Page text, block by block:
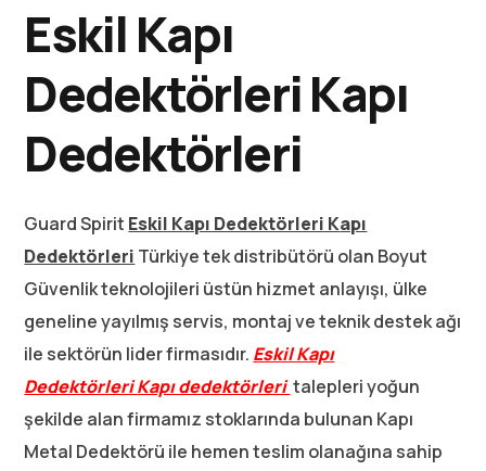
Eskil Kapı
Dedektörleri Kapı
Dedektörleri
Guard Spirit Eskil Kapı Dedektörleri Kapı
Dedektörleri Türkiye tek distribütörü olan Boyut
Güvenlik teknolojileri üstün hizmet anlayışı, ülke
geneline yayılmış servis, montaj ve teknik destek ağı
ile sektörün lider firmasıdır. Eskil Kapı
DedektörleriKapı dedektörleritalepleri yoğun
şekilde alan firmamız stoklarında bulunan Kapı
Metal Dedektörü ile hemen teslim olanağına sahip